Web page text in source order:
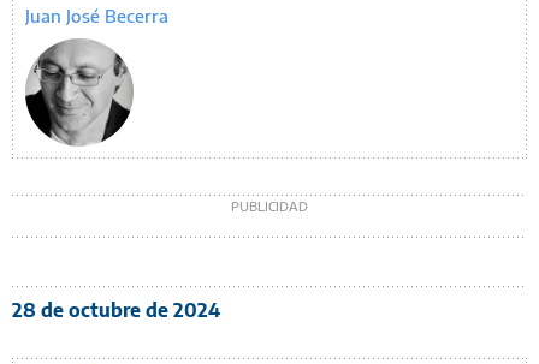
Juan José Becerra
28 de octubre de 2024